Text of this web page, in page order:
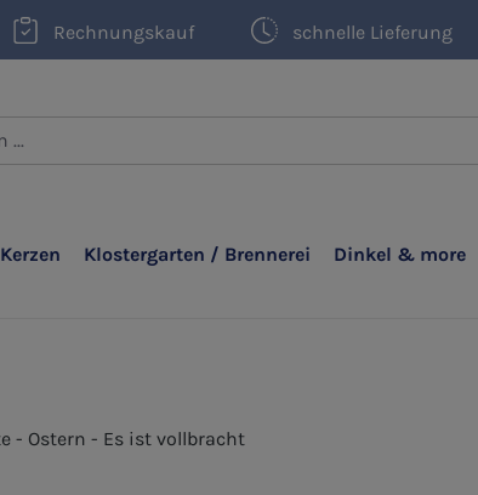
Rechnungskauf schnelle Lieferung
Kerzen Klostergarten / Brennerei Dinkel & more